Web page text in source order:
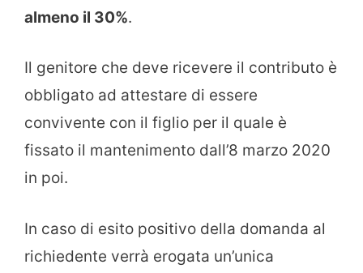
almeno il 30%.
Il genitore che deve ricevere il contributo è
obbligato ad attestare di essere
convivente con il figlio per il quale è
fissato il mantenimento dall’8 marzo 2020
in poi.
In caso di esito positivo della domanda al
richiedente verrà erogata un’unica